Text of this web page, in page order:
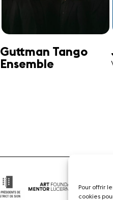
Pour offrir
cookies
José-Daniel
Castellon